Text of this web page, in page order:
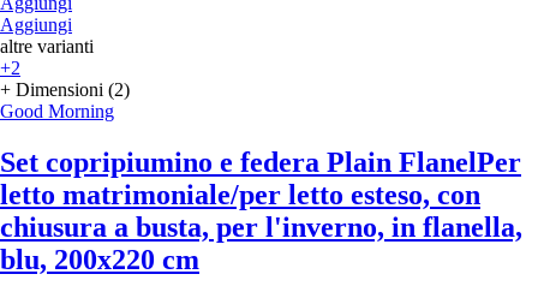
Aggiungi
altre varianti
+2
+ Dimensioni (2)
Good Morning
Set copripiumino e federa Plain FlanelPer
letto matrimoniale/per letto esteso, con
chiusura a busta, per l'inverno, in flanella,
blu, 200x220 cm